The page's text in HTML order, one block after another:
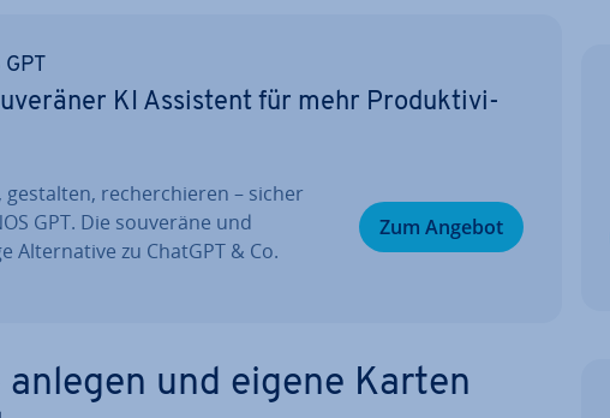
GPT
KI Assistent für mehr Pro­duk­ti­vi­
gestalten, re­cher­chie­ren – sicher
GPT. Die souveräne und
Al­ter­na­ti­ve zu ChatGPT & Co.
Zum Angebot
anlegen und eigene Karten